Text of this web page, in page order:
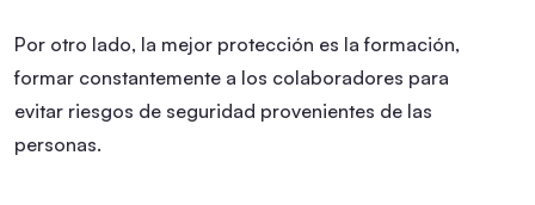
Por otro lado, la mejor protección es la formación,
formar constantemente a los colaboradores para
evitar riesgos de seguridad provenientes de las
personas.